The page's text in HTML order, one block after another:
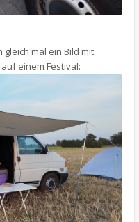
mal ein Bild mit
einem Festival: